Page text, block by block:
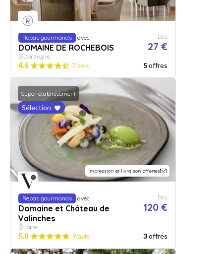
Repas gourmands avec
DOMAINE DE ROCHEBOIS
Dès
27 €
Dordogne
4.6 7 avis 5offres
Super établissement
Sélection
Impression et livraison offertes
Repas gourmands avec
Domaine et Château de
Valinches
Dès
120 €
Loire
5.0 9 avis 3offres